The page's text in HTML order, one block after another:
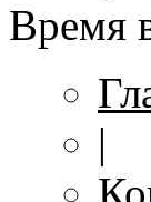
Время
|